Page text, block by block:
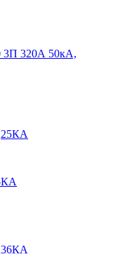
3П 320А 50кА,